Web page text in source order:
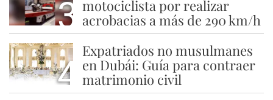
3 motociclista por realizar
acrobacias a más de 290 km/h
4
Expatriados no musulmanes
en Dubái: Guía para contraer
matrimonio civil